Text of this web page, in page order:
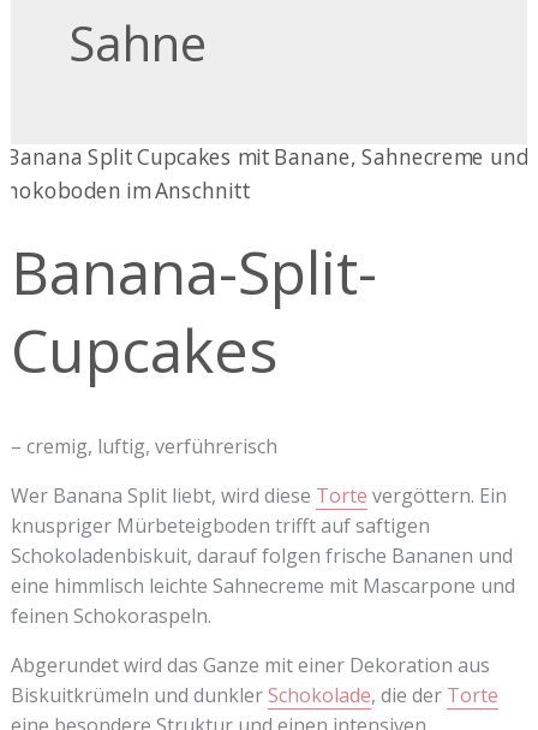
Sahne
Banana-Split-
Cupcakes
– cremig, luftig, verführerisch
Wer Banana Split liebt, wird diese Torte vergöttern. Ein
knuspriger Mürbeteigboden trifft auf saftigen
Schokoladenbiskuit, darauf folgen frische Bananen und
eine himmlisch leichte Sahnecreme mit Mascarpone und
feinen Schokoraspeln.
Abgerundet wird das Ganze mit einer Dekoration aus
Biskuitkrümeln und dunklerSchokolade, die der Torte
Banana-
Split-